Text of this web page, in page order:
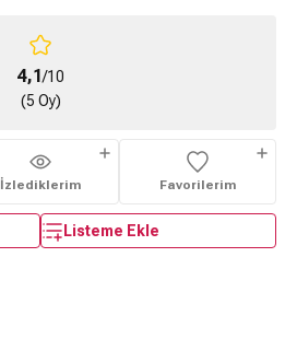
4,1/10
(5 Oy)
İzlediklerim Favorilerim
Listeme Ekle